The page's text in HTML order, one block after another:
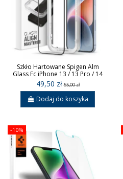
Szkło Hartowane Spigen Alm
Glass Fc iPhone 13 / 13 Pro / 14
49,50 zł55,00 zł
Dodaj do koszyka
-10%